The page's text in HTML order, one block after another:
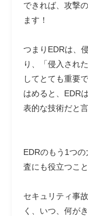
できれば、攻撃
ます！
つまりEDRは、
り、「侵入され
してとても重要
はめると、EDR
表的な技術だと言
EDRのもう1つ
査にも役立つこと
セキュリティ事
く、いつ、何が